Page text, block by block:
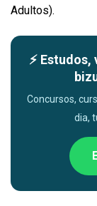
Adultos).
⚡
Concursos,
dia,